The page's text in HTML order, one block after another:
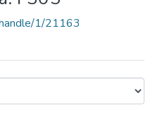
1/21163